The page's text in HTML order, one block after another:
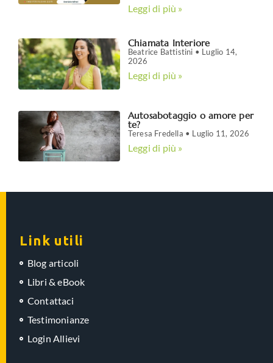
Leggi di più »
Chiamata Interiore
Beatrice Battistini
Luglio 14,
2026
Leggi di più »
Autosabotaggio o amore per
te?
Teresa Fredella Luglio 11, 2026
Leggi di più »
Link utili
Blog articoli
Libri & eBook
Contattaci
Testimonianze
Login Allievi